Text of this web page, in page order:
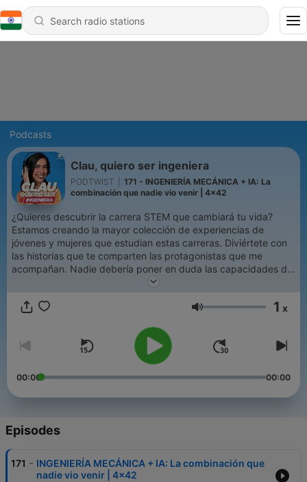
Podcasts
Clau, quiero ser ingeniera
PODTWIST
171 - INGENIERÍA MECÁNICA + IA: La
combinación que nadie vio venir | 4x42
¿Quieres descubrir la carrera STEM que cambiará tu vida?
Estamos creando la mayor colección de experiencias de
jóvenes y mujeres que estudian estas carreras. Diviértete con
las historias que te comparten las protagonistas que me
acompañan. Nadie debería poner en duda las capacidades de
las mujeres en las carreras técnicas y científicas. Si te
encantará. Hasta ahora. :)
Volume 1 x
00:00 00:00
Episodes
171 - INGENIERÍA MECÁNICA + IA: La combinación que
nadie vio venir | 4x42